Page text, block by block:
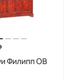
Филипп ОВ